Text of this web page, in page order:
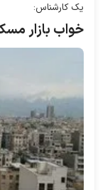
یک کارشناس:
خواب بازار